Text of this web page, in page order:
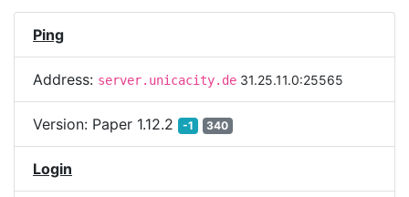
Ping
Address: server.unicacity.de 31.25.11.0:25565
Version: Paper 1.12.2 -1 340
Login